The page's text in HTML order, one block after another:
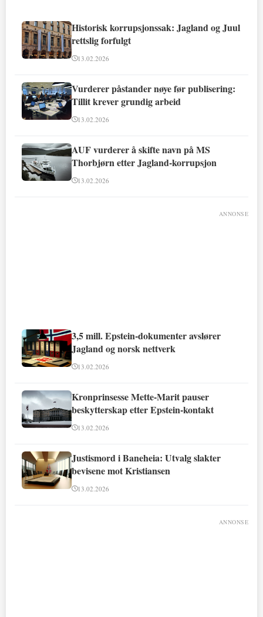
Historisk korrupsjonssak: Jagland og Juul
rettslig forfulgt
13.02.2026
Vurderer påstander nøye før publisering:
Tillit krever grundig arbeid
13.02.2026
AUF vurderer å skifte navn på MS
Thorbjørn etter Jagland-korrupsjon
13.02.2026
ANNONSE
3,5 mill. Epstein-dokumenter avslører
Jagland og norsk nettverk
13.02.2026
Kronprinsesse Mette-Marit pauser
beskytterskap etter Epstein-kontakt
13.02.2026
Justismord i Baneheia: Utvalg slakter
bevisene mot Kristiansen
13.02.2026
ANNONSE